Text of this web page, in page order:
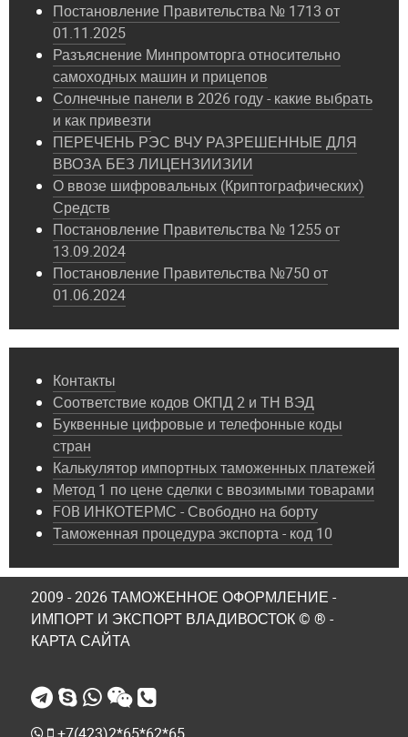
Постановление Правительства № 1713 от
01.11.2025
Разъяснение Минпромторга относительно
самоходных машин и прицепов
Солнечные панели в 2026 году - какие выбрать
и как привезти
ПЕРЕЧЕНЬ РЭС ВЧУ РАЗРЕШЕННЫЕ ДЛЯ
ВВОЗА БЕЗ ЛИЦЕНЗИИЗИИ
О ввозе шифровальных (Криптографических)
Средств
Постановление Правительства № 1255 от
13.09.2024
Постановление Правительства №750 от
01.06.2024
Контакты
Соответствие кодов ОКПД 2 и ТН ВЭД
Буквенные цифровые и телефонные коды
стран
Калькулятор импортных таможенных платежей
Метод 1 по цене сделки с ввозимыми товарами
FOB ИНКОТЕРМС - Свободно на борту
Таможенная процедура экспорта - код 10
2009 - 2026 ТАМОЖЕННОЕ ОФОРМЛЕНИЕ -
ИМПОРТ И ЭКСПОРТ ВЛАДИВОСТОК © ® -
КАРТА САЙТА